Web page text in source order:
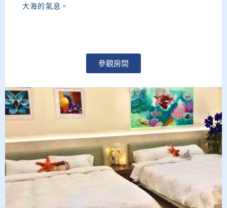
大海的氣息。
參觀房間